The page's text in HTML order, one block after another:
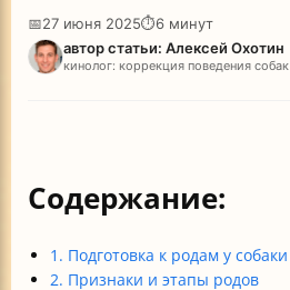
📅27 июня 2025⏱6 минут
автор статьи: Алексей Охотин
кинолог: коррекция поведения собак
Содержание:
1. Подготовка к родам у собаки
2. Признаки и этапы родов